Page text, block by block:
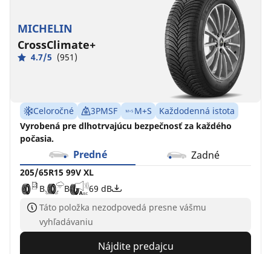
MICHELIN
CrossClimate+
4.7/5 (951)
Celoročné 3PMSF M+S
Každodenná istota
Vyrobená pre dlhotrvajúcu bezpečnosť za každého
počasia.
Predné Zadné
205/65R15 99V XL
B
B 69 dB
Táto položka nezodpovedá presne vášmu
vyhľadávaniu
Nájdite predajcu